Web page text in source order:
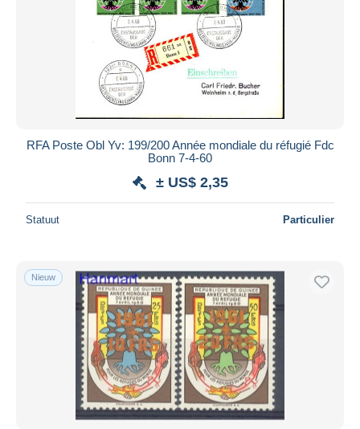
RFA Poste Obl Yv: 199/200 Année mondiale du réfugié Fdc
Bonn 7-4-60
± US$ 2,35
Statuut Particulier
Nieuw